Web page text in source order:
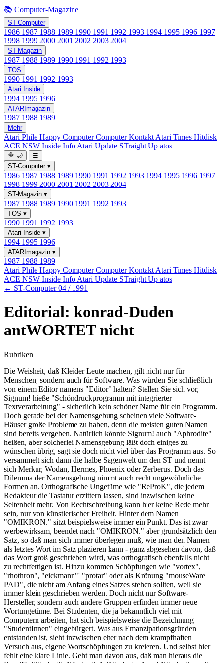
📚 Computer-Magazine
ST-Computer
1986 1987 1988 1989 1990 1991 1992 1993 1994 1995 1996 1997
1998 1999 2000 2001 2002 2003 2004
ST-Magazin
1987 1988 1989 1990 1991 1992 1993
TOS
1990 1991 1992 1993
Atari Inside
1994 1995 1996
ATARImagazin
1987 1988 1989
Mehr
Atari Phile Happy ComputerComputer Kontakt Atari Times Hitdisk
ACE NSW Inside Info Atari Update STraight Up atos
🌞 🌙
☰
ST-Computer ▾
1986 1987 1988 1989 1990 1991 1992 1993 1994 1995 1996 1997
1998 1999 2000 2001 2002 2003 2004
ST-Magazin ▾
1987 1988 1989 1990 1991 1992 1993
TOS ▾
1990 1991 1992 1993
Atari Inside ▾
1994 1995 1996
ATARImagazin ▾
1987 1988 1989
Atari Phile Happy ComputerComputer Kontakt Atari Times Hitdisk
ACE NSW Inside Info Atari Update STraight Up atos
← ST-Computer 04 / 1991
Editorial: konrad-Duden
antWORTET nicht
Rubriken
Die Weisheit, daß Kleider Leute machen, gilt nicht nur für
Menschen, sondern auch für Software. Was würden Sie schließlich
von einem Editor namens "Editor" halten? Stellen Sie sich vor,
Signum! hieße "Schöndruckprogramm mit integrierter
Textverarbeitung" - sicherlich kein schöner Name für ein Programm.
Doch gerade bei der Namensgebung scheinen viele Software-
Häuser große Probleme zu haben, denn die meisten guten Namen
sind bereits vergeben. Natürlich könnte Signum! auch "Aphrodite"
heißen, aber solcherlei Namensgebung läßt doch einiges zu
wünschen übrig, sagt sie doch nicht viel über das Programm aus. So
versammelt sich dann die halbe Sagenwelt um den ST und nennt
sich Merkur, Wodan, Hermes, Phoenix oder Zerberus. Doch das
Dilemma der Namensgebung nimmt auch recht ungewöhnliche
Formen an. Orthografische Ungetüme wie "ReProK", die jedem
Redakteur die Tastatur erzittern lassen, sind inzwischen keine
Seltenheit mehr. Von Rechtschreibung kann hier keine Rede mehr
sein, nur von künstlerischer Freiheit. Hinter dem Namen
"OMIKRON." sitzt beispielsweise immer ein Punkt. Das ist zwar
werbewirksam, beendet nach "OMIKRON." aber grundsätzlich den
Satz, so daß man sich immer überlegen muß, wie man den Namen
als letztes Wort im Satz plazieren kann - ganz abgesehen davon, daß
das Wort groß geschrieben wird, was orthografisch ebenfalls nicht
zu rechtfertigen ist. Hinzu kommen Schöpfungen wie "vortex",
"rhothron", "eickmann"' "protar" oder als Krönung "mouseWare
PAD", die nicht am Anfang eines Satzes stehen sollten, weil sie
immer klein geschrieben werden. Doch nicht nur Software-
Hersteller, sondern auch andere Gruppen erfinden immer neue
Wortungetüme. Bei Studenten, die ja bekanntlich viel mit
Computern arbeiten, hat sich beispielsweise die Bezeichnung
"StudentInnen" eingebürgert. Was aus Emanzipationsgründen
entstanden ist, sieht inzwischen eher nach dem krampfhaften
Versuch aus, eigene Wortschöpfungen zu kreieren. Und selbst hier
fehlt eine klare Linie. Geht man davon aus, daß man hieraus die